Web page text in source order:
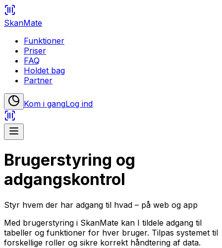
SkanMate
Funktioner
Priser
FAQ
Holdet bag
Partner
Kom i gangLog ind
Brugerstyring og
adgangskontrol
Styr hvem der har adgang til hvad – på web og app
Med brugerstyring i SkanMate kan I tildele adgang til
tabeller og funktioner for hver bruger. Tilpas systemet til
forskellige roller og sikre korrekt håndtering af data.